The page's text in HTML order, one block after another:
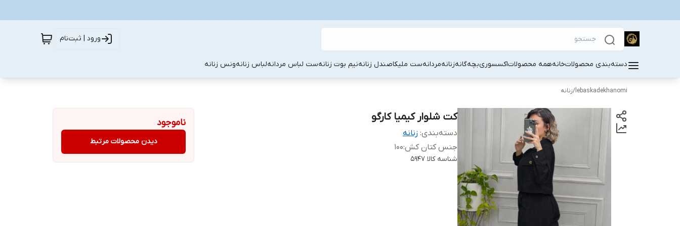
ورود | ثبت‌نام
دسته‌بندی محصولاتخانههمه محصولاتاکسسوریبچه‌گانهزنانهمردانهست ملیکاصندل زنانهنیم بوت زنانهست لباس مردانهلباس زنانهونس زنانه
lebaskadekhanomi
/زنانه
کت شلوار کیمیا کارگو
دسته‌بندی: زنانه
جنس کتان کش:۱۰۰
شناسه کالا ۵۹۴۷
ناموجود
دیدن محصولات مرتبط